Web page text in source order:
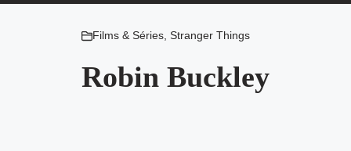
Films & Séries, Stranger Things
Robin Buckley